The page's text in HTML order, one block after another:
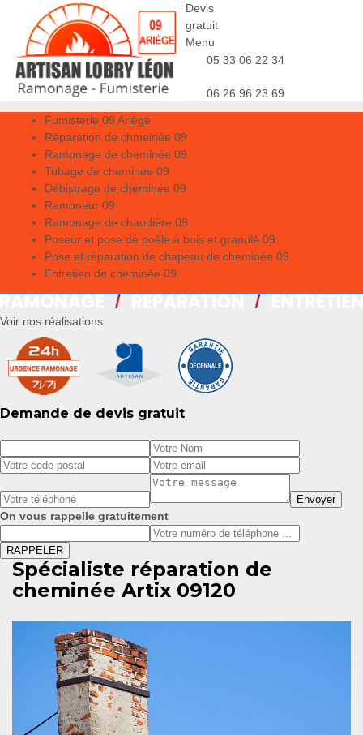
Devis
gratuit
Menu
05 33 06 22 34
06 26 96 23 69
Fumisterie 09 Ariège
Réparation de chmeinée 09
Ramonage de cheminée 09
Tubage de cheminée 09
Débistrage de cheminée 09
Ramoneur 09
Ramonage de chaudière 09
Poseur et pose de poêle à bois et granulé 09
Pose et réparation de chapeau de cheminée 09
Entretien de cheminée 09
Voir nos réalisations
Demande de devis gratuit
On vous rappelle gratuitement
Spécialiste réparation de
cheminée Artix 09120